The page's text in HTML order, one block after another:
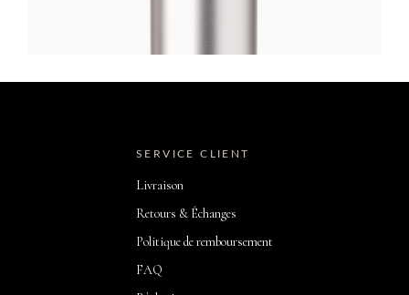
SERVICE CLIENT
Livraison
Retours & Échanges
Politique de remboursement
FAQ